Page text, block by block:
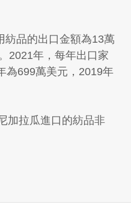
紡品的出口金額為13萬
2021年，每年出口家
為699萬美元，2019年
加拉瓜進口的紡品非